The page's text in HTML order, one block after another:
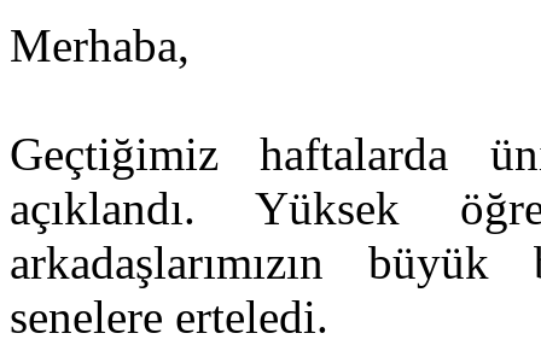
Merhaba,
Geçtiğimiz haftalarda
açıklandı. Yüksek
arkadaşlarımızın
senelere erteledi.